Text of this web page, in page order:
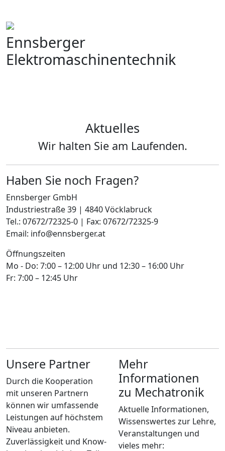
Ennsberger
Elektromaschinentechnik
Aktuelles
Wir halten Sie am Laufenden.
Haben Sie noch Fragen?
Ennsberger GmbH
Industriestraße 39 | 4840 Vöcklabruck
Tel.: 07672/72325-0 | Fax: 07672/72325-9
Email: info@ennsberger.at
Öffnungszeiten
Mo - Do: 7:00 – 12:00 Uhr und 12:30 – 16:00 Uhr
Fr: 7:00 – 12:45 Uhr
Unsere Partner
Durch die Kooperation
mit unseren Partnern
können wir umfassende
Leistungen auf höchstem
Niveau anbieten.
Zuverlässigkeit und Know-
Mehr
Informationen
zu Mechatronik
Aktuelle Informationen,
Wissenswertes zur Lehre,
Veranstaltungen und
vieles mehr: